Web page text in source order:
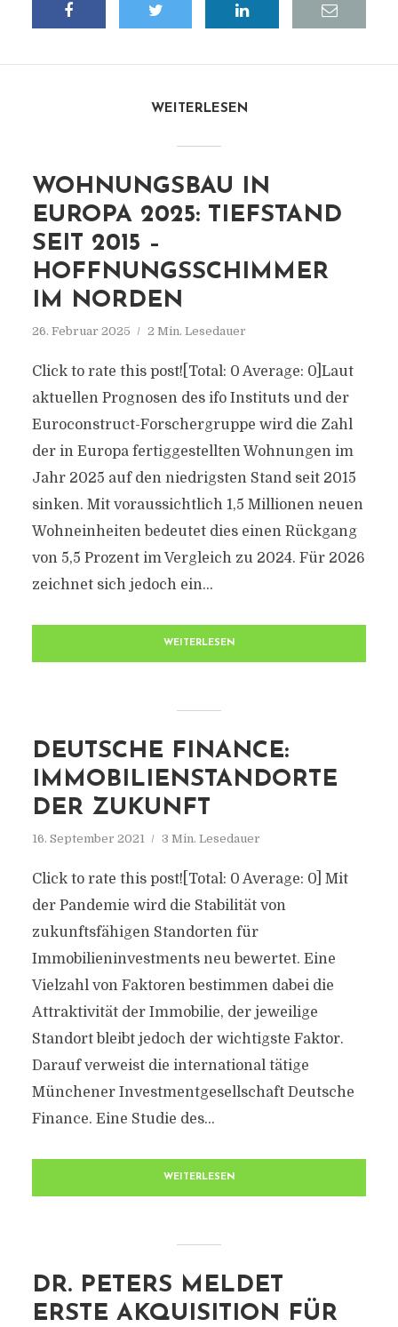
WEITERLESEN
WOHNUNGSBAU IN
EUROPA 2025: TIEFSTAND
SEIT 2015 –
HOFFNUNGSSCHIMMER
IM NORDEN
26. Februar 2025 2 Min. Lesedauer
Click to rate this post![Total: 0 Average: 0]Laut
aktuellen Prognosen des ifo Instituts und der
Euroconstruct-Forschergruppe wird die Zahl
der in Europa fertiggestellten Wohnungen im
Jahr 2025 auf den niedrigsten Stand seit 2015
sinken. Mit voraussichtlich 1,5 Millionen neuen
Wohneinheiten bedeutet dies einen Rückgang
von 5,5 Prozent im Vergleich zu 2024. Für 2026
zeichnet sich jedoch ein...
WEITERLESEN
DEUTSCHE FINANCE:
IMMOBILIENSTANDORTE
DER ZUKUNFT
16. September 2021 3 Min. Lesedauer
Click to rate this post![Total: 0 Average: 0] Mit
der Pandemie wird die Stabilität von
zukunftsfähigen Standorten für
Immobilieninvestments neu bewertet. Eine
Vielzahl von Faktoren bestimmen dabei die
Attraktivität der Immobilie, der jeweilige
Standort bleibt jedoch der wichtigste Faktor.
Darauf verweist die international tätige
Münchener Investmentgesellschaft Deutsche
Finance. Eine Studie des...
WEITERLESEN
DR. PETERS MELDET
ERSTE AKQUISITION FÜR